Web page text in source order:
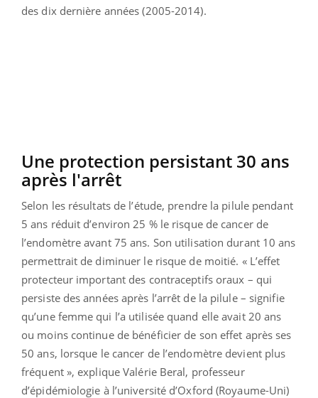
des dix dernière années (2005-2014).
Une protection persistant 30 ans
après l'arrêt
Selon les résultats de l’étude, prendre la pilule pendant
5 ans réduit d’environ 25 % le risque de cancer de
l’endomètre avant 75 ans. Son utilisation durant 10 ans
permettrait de diminuer le risque de moitié. « L’effet
protecteur important des contraceptifs oraux – qui
persiste des années après l’arrêt de la pilule – signifie
qu’une femme qui l’a utilisée quand elle avait 20 ans
ou moins continue de bénéficier de son effet après ses
50 ans, lorsque le cancer de l’endomètre devient plus
fréquent », explique Valérie Beral, professeur
d’épidémiologie à l’université d’Oxford (Royaume-Uni)